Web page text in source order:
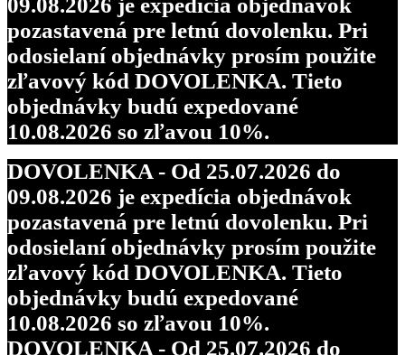
09.08.2026 je expedícia objednávok
pozastavená pre letnú dovolenku. Pri
odosielaní objednávky prosím použite
zľavový kód DOVOLENKA. Tieto
objednávky budú expedované
10.08.2026 so zľavou 10%.
DOVOLENKA - Od 25.07.2026 do
09.08.2026 je expedícia objednávok
pozastavená pre letnú dovolenku. Pri
odosielaní objednávky prosím použite
zľavový kód DOVOLENKA. Tieto
objednávky budú expedované
10.08.2026 so zľavou 10%.
DOVOLENKA - Od 25.07.2026 do